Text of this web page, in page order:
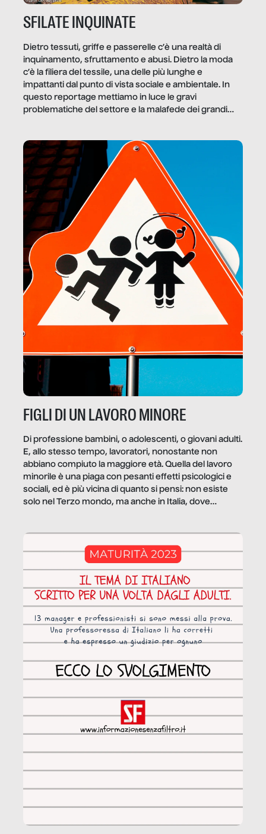
SFILATE INQUINATE
Dietro tessuti, griffe e passerelle c’è una realtà di
inquinamento, sfruttamento e abusi. Dietro la moda
c’è la filiera del tessile, una delle più lunghe e
impattanti dal punto di vista sociale e ambientale. In
questo reportage mettiamo in luce le gravi
problematiche del settore e la malafede dei grandi
FIGLI DI UN LAVORO MINORE
Di professione bambini, o adolescenti, o giovani adulti.
E, allo stesso tempo, lavoratori, nonostante non
abbiano compiuto la maggiore età. Quella del lavoro
minorile è una piaga con pesanti effetti psicologici e
sociali, ed è più vicina di quanto si pensi: non esiste
solo nel Terzo mondo, ma anche in Italia, dove